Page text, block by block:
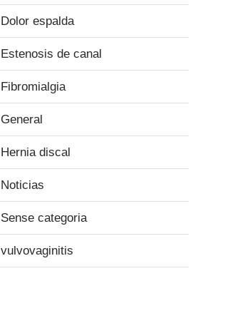
Dolor espalda
Estenosis de canal
Fibromialgia
General
Hernia discal
Noticias
Sense categoria
vulvovaginitis